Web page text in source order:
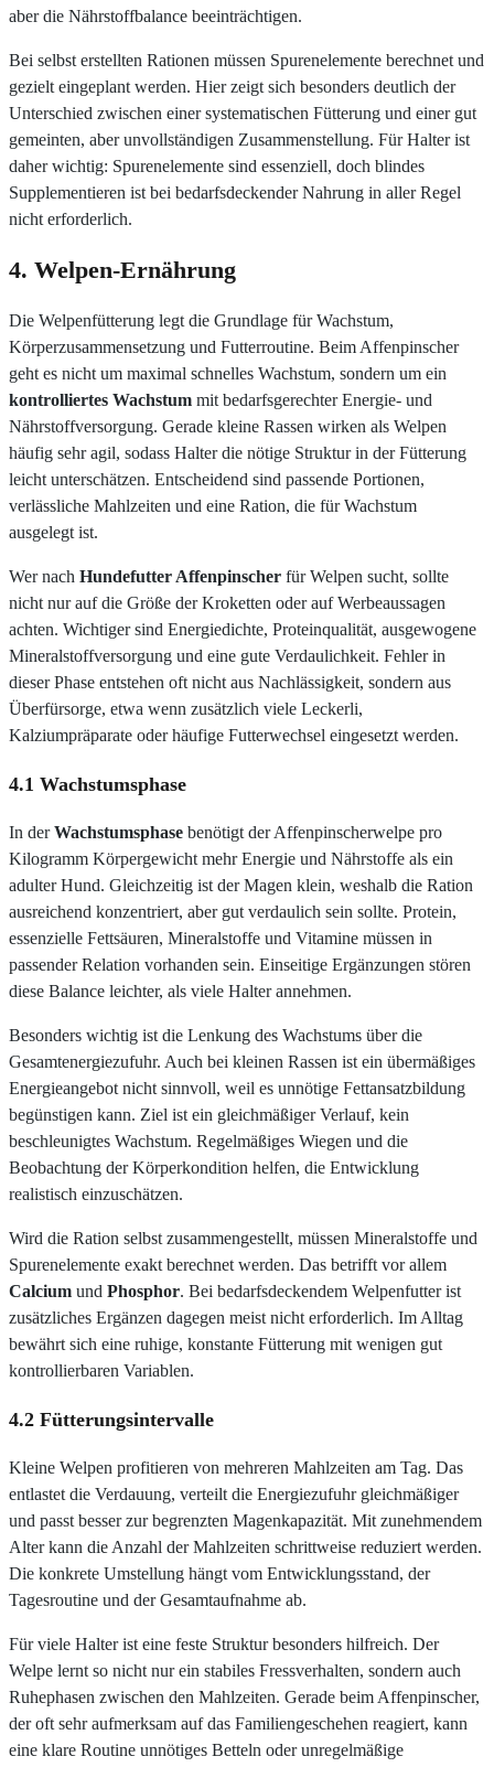
aber die Nährstoffbalance beeinträchtigen.
Bei selbst erstellten Rationen müssen Spurenelemente berechnet und
gezielt eingeplant werden. Hier zeigt sich besonders deutlich der
Unterschied zwischen einer systematischen Fütterung und einer gut
gemeinten, aber unvollständigen Zusammenstellung. Für Halter ist
daher wichtig: Spurenelemente sind essenziell, doch blindes
Supplementieren ist bei bedarfsdeckender Nahrung in aller Regel
nicht erforderlich.
4. Welpen-Ernährung
Die Welpenfütterung legt die Grundlage für Wachstum,
Körperzusammensetzung und Futterroutine. Beim Affenpinscher
geht es nicht um maximal schnelles Wachstum, sondern um ein
kontrolliertes Wachstum mit bedarfsgerechter Energie- und
Nährstoffversorgung. Gerade kleine Rassen wirken als Welpen
häufig sehr agil, sodass Halter die nötige Struktur in der Fütterung
leicht unterschätzen. Entscheidend sind passende Portionen,
verlässliche Mahlzeiten und eine Ration, die für Wachstum
ausgelegt ist.
Wer nach Hundefutter Affenpinscher für Welpen sucht, sollte
nicht nur auf die Größe der Kroketten oder auf Werbeaussagen
achten. Wichtiger sind Energiedichte, Proteinqualität, ausgewogene
Mineralstoffversorgung und eine gute Verdaulichkeit. Fehler in
dieser Phase entstehen oft nicht aus Nachlässigkeit, sondern aus
Überfürsorge, etwa wenn zusätzlich viele Leckerli,
Kalziumpräparate oder häufige Futterwechsel eingesetzt werden.
4.1 Wachstumsphase
In derWachstumsphase benötigt der Affenpinscherwelpe pro
Kilogramm Körpergewicht mehr Energie und Nährstoffe als ein
adulter Hund. Gleichzeitig ist der Magen klein, weshalb die Ration
ausreichend konzentriert, aber gut verdaulich sein sollte. Protein,
essenzielle Fettsäuren, Mineralstoffe und Vitamine müssen in
passender Relation vorhanden sein. Einseitige Ergänzungen stören
diese Balance leichter, als viele Halter annehmen.
Besonders wichtig ist die Lenkung des Wachstums über die
Gesamtenergiezufuhr. Auch bei kleinen Rassen ist ein übermäßiges
Energieangebot nicht sinnvoll, weil es unnötige Fettansatzbildung
begünstigen kann. Ziel ist ein gleichmäßiger Verlauf, kein
beschleunigtes Wachstum. Regelmäßiges Wiegen und die
Beobachtung der Körperkondition helfen, die Entwicklung
realistisch einzuschätzen.
Wird die Ration selbst zusammengestellt, müssen Mineralstoffe und
Spurenelemente exakt berechnet werden. Das betrifft vor allem
Calcium und Phosphor. Bei bedarfsdeckendem Welpenfutter ist
zusätzliches Ergänzen dagegen meist nicht erforderlich. Im Alltag
bewährt sich eine ruhige, konstante Fütterung mit wenigen gut
kontrollierbaren Variablen.
4.2 Fütterungsintervalle
Kleine Welpen profitieren von mehreren Mahlzeiten am Tag. Das
entlastet die Verdauung, verteilt die Energiezufuhr gleichmäßiger
und passt besser zur begrenzten Magenkapazität. Mit zunehmendem
Alter kann die Anzahl der Mahlzeiten schrittweise reduziert werden.
Die konkrete Umstellung hängt vom Entwicklungsstand, der
Tagesroutine und der Gesamtaufnahme ab.
Für viele Halter ist eine feste Struktur besonders hilfreich. Der
Welpe lernt so nicht nur ein stabiles Fressverhalten, sondern auch
Ruhephasen zwischen den Mahlzeiten. Gerade beim Affenpinscher,
der oft sehr aufmerksam auf das Familiengeschehen reagiert, kann
eine klare Routine unnötiges Betteln oder unregelmäßige